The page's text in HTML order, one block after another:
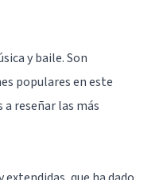
y baile. Son
populares en este
reseñar las más